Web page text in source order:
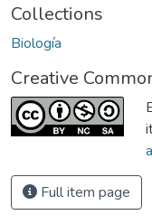
Collections
Biología
Creative
Full item page